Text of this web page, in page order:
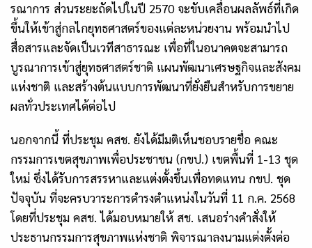
รณาการ ส่วนระยะถัดไปในปี 2570 จะขับเคลื่อนผลลัพธ์ที่เกิด
ขึ้นให้เข้าสู่กลไกยุทธศาสตร์ของแต่ละหน่วยงาน พร้อมนำไป
สื่อสารและจัดเป็นเวทีสาธารณะ เพื่อที่ในอนาคตจะสามารถ
บูรณาการเข้าสู่ยุทธศาสตร์ชาติ แผนพัฒนาเศรษฐกิจและสังคม
แห่งชาติ และสร้างต้นแบบการพัฒนาที่ยั่งยืนสำหรับการขยาย
ผลทั่วประเทศได้ต่อไป
นอกจากนี้ ที่ประชุม คสช. ยังได้มีมติเห็นชอบรายชื่อ คณะ
กรรมการเขตสุขภาพเพื่อประชาชน (กขป.) เขตพื้นที่ 1-13 ชุด
ใหม่ ซึ่งได้รับการสรรหาและแต่งตั้งขึ้นเพื่อทดแทน กขป. ชุด
ปัจจุบัน ที่จะครบวาระการดำรงตำแหน่งในวันที่ 11 ก.ค. 2568
โดยที่ประชุม คสช. ได้มอบหมายให้ สช. เสนอร่างคำสั่งให้
ประธานกรรมการสุขภาพแห่งชาติ พิจารณาลงนามแต่งตั้งต่อ